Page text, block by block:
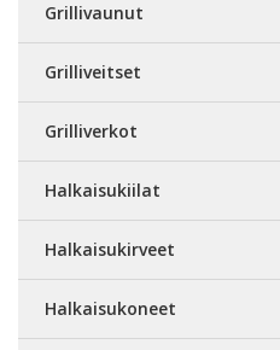
Grillivaunut
Grilliveitset
Grilliverkot
Halkaisukiilat
Halkaisukirveet
Halkaisukoneet